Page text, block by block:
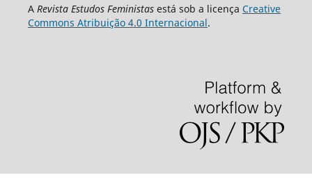
A Revista Estudos Feministasestá sob a licença Creative
Commons Atribuição 4.0 Internacional.